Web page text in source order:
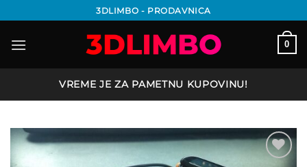
na
sadržaj
3DLIMBO - PRODAVNICA
0
VREME JE ZA PAMETNU KUPOVINU!